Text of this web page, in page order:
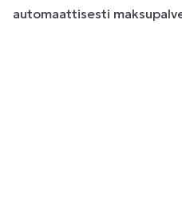
automaattisesti